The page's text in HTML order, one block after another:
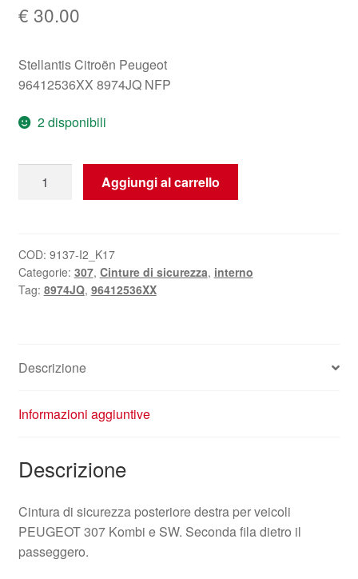
€ 30.00
Stellantis Citroën Peugeot
96412536XX 8974JQ NFP
2 disponibili
Peugeot
307
Kombi
Aggiungi al carrello
COD: 9137-I2_K17
Categorie: 307, Cinture di sicurezza, interno
Tag: 8974JQ, 96412536XX
Descrizione
Informazioni aggiuntive
Descrizione
Cintura di sicurezza posteriore destra per veicoli
PEUGEOT 307 Kombi e SW. Seconda fila dietro il
passeggero.